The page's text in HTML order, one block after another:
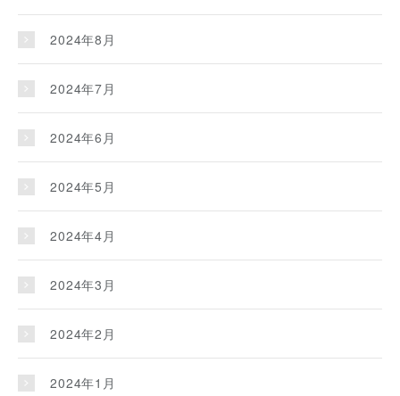
2024年8月
2024年7月
2024年6月
2024年5月
2024年4月
2024年3月
2024年2月
2024年1月